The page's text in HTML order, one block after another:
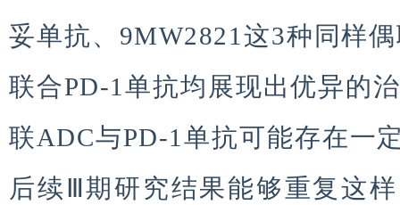
妥单抗、9MW2821这3种同样
联合PD-1单抗均展现出优异的
联ADC与PD-1单抗可能存在一
后续Ⅲ期研究结果能够重复这